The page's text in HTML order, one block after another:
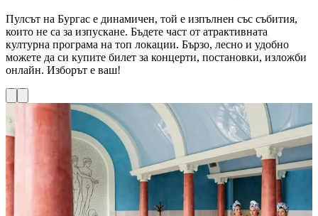
Пулсът на Бургас е динамичен, той е изпълнен със събития,
които не са за изпускане. Бъдете част от атрактивната
културна програма на топ локации. Бързо, лесно и удобно
можете да си купите билет за концерти, постановки, изложби
онлайн. Изборът е ваш!